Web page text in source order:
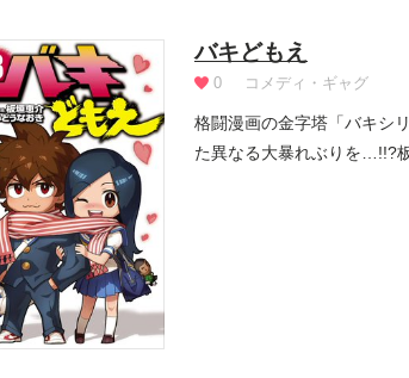
バキどもえ
0 コメディ・ギャグ
格闘漫画の金字塔「バキシ
た異なる大暴れぶりを…!!?